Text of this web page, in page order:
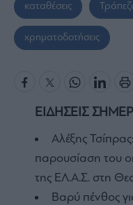
καταθέσεις
χρηματοδοτήσεις
ΕΙΔΗΣΕΙΣ
Αλέξης
παρουσίαση του
της ΕΛ.Α.Σ. στη
Βαρύ πένθος